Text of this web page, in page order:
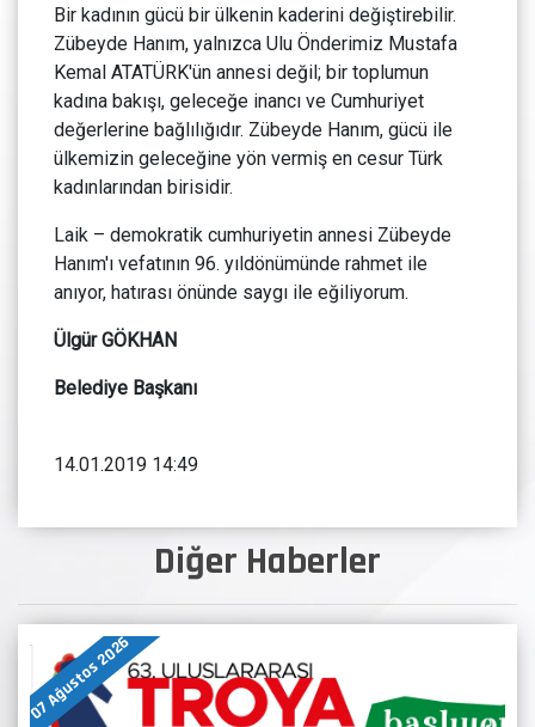
Diğer Haberler
07 Ağustos 2026
Bir kadının gücü bir ülkenin kaderini değiştirebilir.
Zübeyde Hanım, yalnızca Ulu Önderimiz Mustafa
Kemal ATATÜRK'ün annesi değil; bir toplumun
kadına bakışı, geleceğe inancı ve Cumhuriyet
değerlerine bağlılığıdır. Zübeyde Hanım, gücü ile
ülkemizin geleceğine yön vermiş en cesur Türk
kadınlarından birisidir.
Laik – demokratik cumhuriyetin annesi Zübeyde
Hanım'ı vefatının 96. yıldönümünde rahmet ile
anıyor, hatırası önünde saygı ile eğiliyorum.
Ülgür GÖKHAN
Belediye Başkanı
14.01.2019 14:49